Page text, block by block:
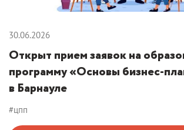
30.06.2026
Открыт прием заявок на
программу «Основы бизнес-
в Барнауле
#цпп